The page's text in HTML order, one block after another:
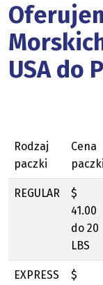
USA do
Rodzaj
paczki
Cena
paczki
REGULAR
$
41.00
do 20
LBS
EXPRESS
$